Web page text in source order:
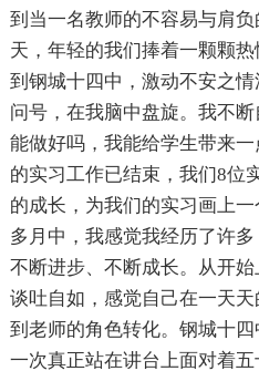
到当一名教师的不容易与肩
天，年轻的我们捧着一颗颗
到钢城十四中，激动不安之
问号，在我脑中盘旋。我不
能做好吗，我能给学生带来
的实习工作已结束，我们8位
的成长，为我们的实习画上
多月中，我感觉我经历了许
不断进步、不断成长。从开
谈吐自如，感觉自己在一天
到老师的角色转化。钢城十
一次真正站在讲台上面对着